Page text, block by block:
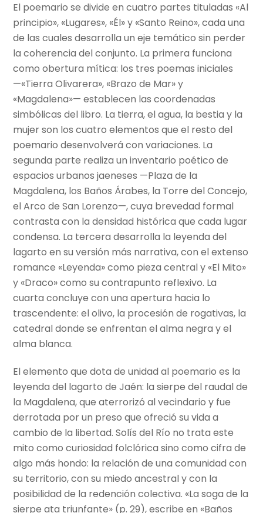
El poemario se divide en cuatro partes tituladas «Al
principio», «Lugares», «Él» y «Santo Reino», cada una
de las cuales desarrolla un eje temático sin perder
la coherencia del conjunto. La primera funciona
como obertura mítica: los tres poemas iniciales
—«Tierra Olivarera», «Brazo de Mar» y
«Magdalena»— establecen las coordenadas
simbólicas del libro. La tierra, el agua, la bestia y la
mujer son los cuatro elementos que el resto del
poemario desenvolverá con variaciones. La
segunda parte realiza un inventario poético de
espacios urbanos jaeneses —Plaza de la
Magdalena, los Baños Árabes, la Torre del Concejo,
el Arco de San Lorenzo—, cuya brevedad formal
contrasta con la densidad histórica que cada lugar
condensa. La tercera desarrolla la leyenda del
lagarto en su versión más narrativa, con el extenso
romance «Leyenda» como pieza central y «El Mito»
y «Draco» como su contrapunto reflexivo. La
cuarta concluye con una apertura hacia lo
trascendente: el olivo, la procesión de rogativas, la
catedral donde se enfrentan el alma negra y el
alma blanca.
El elemento que dota de unidad al poemario es la
leyenda del lagarto de Jaén: la sierpe del raudal de
la Magdalena, que aterrorizó al vecindario y fue
derrotada por un preso que ofreció su vida a
cambio de la libertad. Solís del Río no trata este
mito como curiosidad folclórica sino como cifra de
algo más hondo: la relación de una comunidad con
su territorio, con su miedo ancestral y con la
posibilidad de la redención colectiva. «La soga de la
sierpe ata triunfante» (p. 29), escribe en «Baños